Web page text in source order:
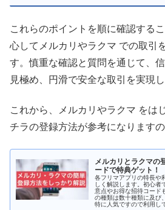
これらのポイントを順に確認する
心してメルカリやラクマ での取引
す。慎重な確認と質問を通じて、
見極め、円滑で安全な取引を実現し
これから、メルカリやラクマ をは
チラの登録方法が参考になりますの
メルカリとラクマの
ードで特典ゲット！
各フリマアプリの特長や
しく解説します。初心者
意点やお得な招待コード
の種類は数十種類に及び
特に人気ですので利用し